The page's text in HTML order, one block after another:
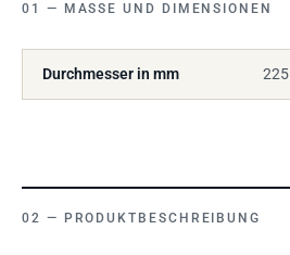
MASSE UND DIMENSIONEN
Durchmesser in mm 225
PRODUKTBESCHREIBUNG